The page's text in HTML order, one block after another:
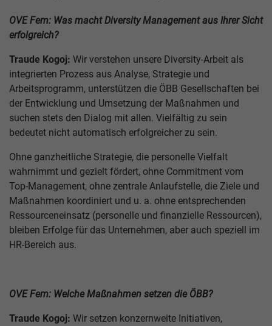
OVE Fem: Was macht Diversity Management aus Ihrer Sicht
erfolgreich?
Traude Kogoj: Wir verstehen unsere Diversity-Arbeit als
integrierten Prozess aus Analyse, Strategie und
Arbeitsprogramm, unterstützen die ÖBB Gesellschaften bei
der Entwicklung und Umsetzung der Maßnahmen und
suchen stets den Dialog mit allen. Vielfältig zu sein
bedeutet nicht automatisch erfolgreicher zu sein.
Ohne ganzheitliche Strategie, die personelle Vielfalt
wahrnimmt und gezielt fördert, ohne Commitment vom
Top-Management, ohne zentrale Anlaufstelle, die Ziele und
Maßnahmen koordiniert und u. a. ohne entsprechenden
Ressourceneinsatz (personelle und finanzielle Ressourcen),
bleiben Erfolge für das Unternehmen, aber auch speziell im
HR-Bereich aus.
OVE Fem: Welche Maßnahmen setzen die ÖBB?
Traude Kogoj: Wir setzen konzernweite Initiativen,